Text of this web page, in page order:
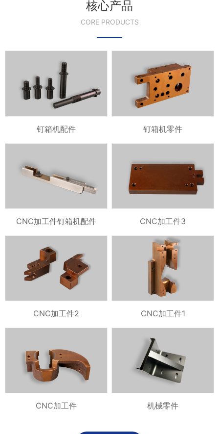
核心产品
CORE PRODUCTS
钉箱机配件 钉箱机零件
CNC加工件钉箱机配件 CNC加工件3
CNC加工件2 CNC加工件1
CNC加工件 机械零件